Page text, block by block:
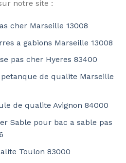
notre site :
cher Marseille 13008
a gabions Marseille 13008
pas cher Hyeres 83400
de qualite Marseille
de qualite Avignon 84000
Sable pour bac a sable pas
Toulon 83000